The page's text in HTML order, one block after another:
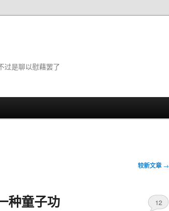
过是聊以慰藉罢了
较新文章 →
种童子功 12